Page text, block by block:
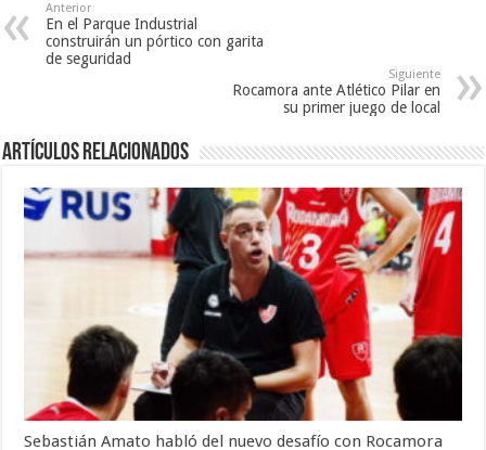
Anterior
En el Parque Industrial
construirán un pórtico con garita
de seguridad
Siguiente
Rocamora ante Atlético Pilar en
su primer juego de local
Artículos Relacionados
Sebastián Amato habló del nuevo desafío con Rocamora